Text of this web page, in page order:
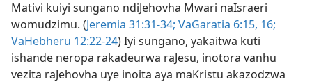
Mativi kuiyi sungano ndiJehovha Mwari naIsraeri
womudzimu. (Jeremia 31:31-34; VaGaratia 6:15, 16;
VaHebheru 12:22-24) Iyi sungano, yakaitwa kuti
ishande neropa rakadeurwa raJesu, inotora vanhu
vezita raJehovha uye inoita aya maKristu akazodzwa